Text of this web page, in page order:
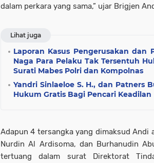
dalam perkara yang sama,” ujar Brigjen
Lihat juga
Laporan Kasus Pengerusakan dan
Naga Para Pelaku Tak Tersentuh
Surati Mabes Polri dan Kompolnas
Yandri Sinlaeloe S. H., dan Patners
Hukum Gratis Bagi Pencari Keadilan
Adapun 4 tersangka yang dimaksud Andi
Nurdin Al Ardisoma, dan Burhanudin
tertuang dalam surat Direktorat